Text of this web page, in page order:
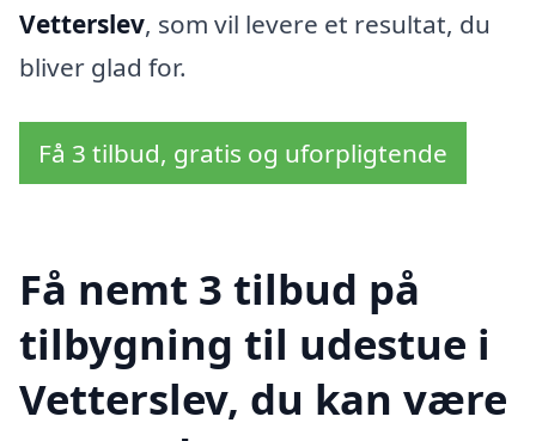
Vetterslev, som vil levere et resultat, du
bliver glad for.
Få 3 tilbud, gratis og uforpligtende
Få nemt 3 tilbud på
tilbygning til udestue i
Vetterslev, du kan være